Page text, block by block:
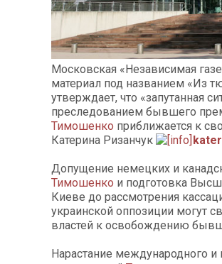
Московская «Независимая
материал под названием «Из
утверждает, что «запутанная
преследованием бывшего
Тимошенко приближается к
Катерина Ризанчук
Допущение немецких и
Тимошенко и подготовка
Киеве до рассмотрения
украинской оппозиции могут
властей к освобождению
Нарастание международного